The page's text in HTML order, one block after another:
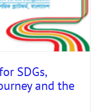
SDGs,
and the